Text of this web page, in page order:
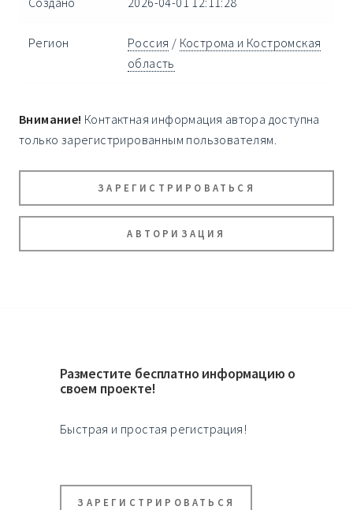
Регион Россия / Кострома и Костромская
область
Внимание! Контактная информация автора доступна
только зарегистрированным пользователям.
ЗАРЕГИСТРИРОВАТЬСЯ
АВТОРИЗАЦИЯ
Разместите бесплатно информацию о
своем проекте!
Быстрая и простая регистрация!
ЗАРЕГИСТРИРОВАТЬСЯ